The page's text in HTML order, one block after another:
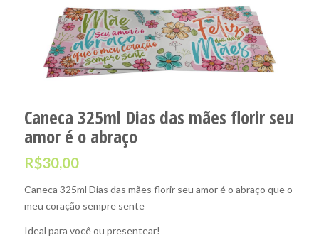
Caneca 325ml Dias das mães florir seu
amor é o abraço
R$30,00
Caneca 325ml Dias das mães florir seu amor é o abraço que o
meu coração sempre sente
Ideal para você ou presentear!